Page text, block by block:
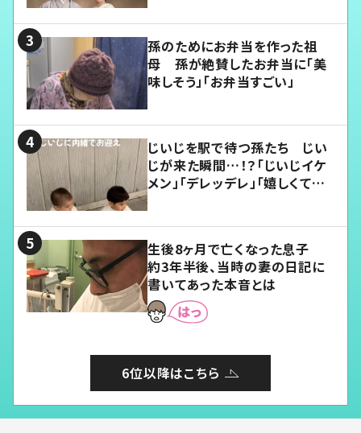
孫のためにお弁当を作った祖
母 孫が絶賛したお弁当に「美
味しそう」「お弁当すごい」
じいじを駅で待つ孫たち じい
じが来た瞬間…！？「じいじイケ
メン」「デレッデレ」「嬉しくて可
生後8ヶ月で亡くなった息子
約3年半後、当時の妻の日記に
書いてあった本音とは
6位以降はこちら